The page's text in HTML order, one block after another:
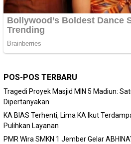
POS-POS TERBARU
Tragedi Proyek Masjid MIN 5 Madiun:
Dipertanyakan
KA BIAS Terhenti, Lima KA Ikut
Pulihkan Layanan
PMR Wira SMKN 1 Jember Gelar